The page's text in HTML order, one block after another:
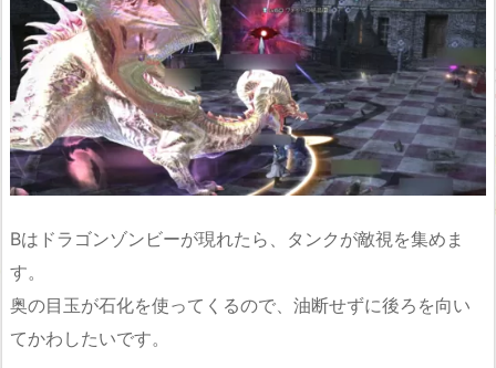
Bはドラゴンゾンビーが現れたら、タンクが敵視を集めま
す。
奥の目玉が石化を使ってくるので、油断せずに後ろを向い
てかわしたいです。